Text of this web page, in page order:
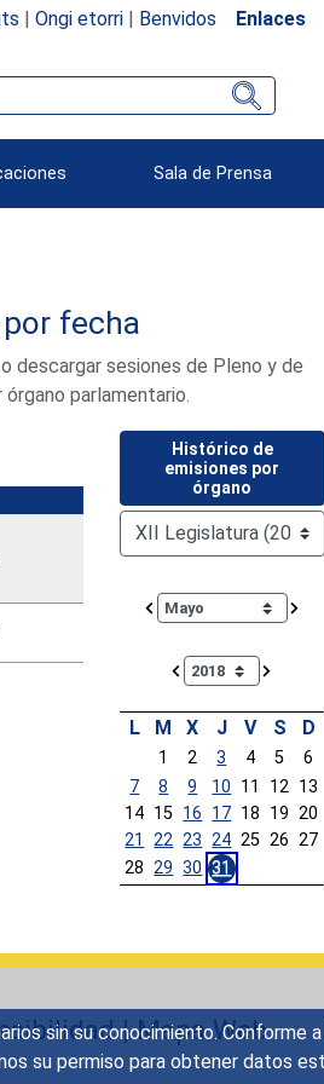
sin su conocimiento. Conforme
su permiso para obtener datos
| Ongi etorri| Benvidos Enlaces
Sala de Prensa
fecha
descargar sesiones de Pleno y de
parlamentario.
Histórico de
emisiones por
órgano
Calendar io de
L M X J V S D
1 2 3 4 5
6
7
8 9 10 11 12 13
14 15 16 17 18 19 20
21
22 23 24 25 26 27
28 29 30 31
|Mapa Web